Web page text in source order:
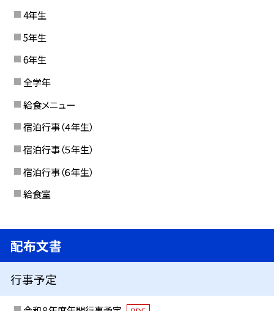
4年生
5年生
6年生
全学年
給食メニュー
宿泊行事（４年生）
宿泊行事（５年生）
宿泊行事（６年生）
給食室
配布文書
行事予定